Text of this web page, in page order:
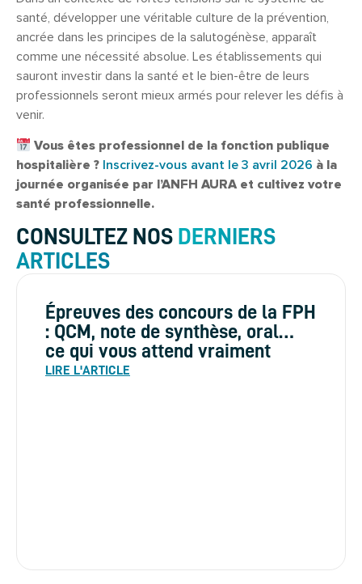
santé, développer une véritable culture de la prévention,
ancrée dans les principes de la salutogénèse, apparaît
comme une nécessité absolue. Les établissements qui
sauront investir dans la santé et le bien-être de leurs
professionnels seront mieux armés pour relever les défis à
venir.
Vous êtes professionnel de la fonction publique
hospitalière ? Inscrivez-vous avant le 3 avril 2026 à la
journée organisée par l’ANFH AURA et cultivez votre
santé professionnelle.
CONSULTEZ NOS DERNIERS
ARTICLES
Épreuves des concours de la FPH
: QCM, note de synthèse, oral…
ce qui vous attend vraiment
LIRE L'ARTICLE